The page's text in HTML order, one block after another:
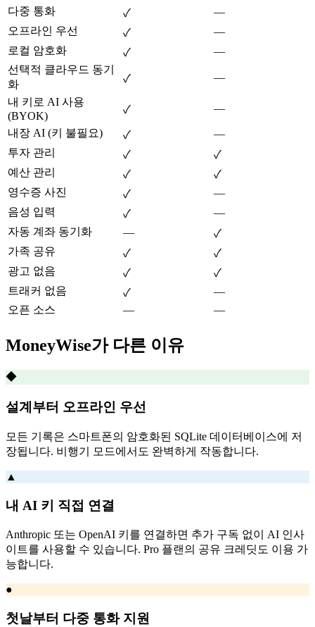
다중 통화
✓
—
오프라인 우선
✓
—
로컬 암호화
✓
—
선택적 클라우드 동기
화
✓ —
내 키로 AI 사용
(BYOK)
✓ —
내장 AI (키 불필요) ✓
—
투자 관리
✓
✓
예산 관리
✓
✓
영수증 사진
✓
—
음성 입력
✓
—
자동 계좌 동기화
—
✓
가족 공유
✓
✓
광고 없음
✓
✓
트래커 없음
✓
—
오픈 소스
— —
MoneyWise가 다른 이유
◆
설계부터 오프라인 우선
모든 기록은 스마트폰의 암호화된 SQLite 데이터베이스에 저
장됩니다. 비행기 모드에서도 완벽하게 작동합니다.
▲
내 AI 키 직접 연결
Anthropic 또는 OpenAI 키를 연결하면 추가 구독 없이 AI 인사
이트를 사용할 수 있습니다. Pro 플랜의 공유 크레딧도 이용 가
능합니다.
●
첫날부터 다중 통화 지원